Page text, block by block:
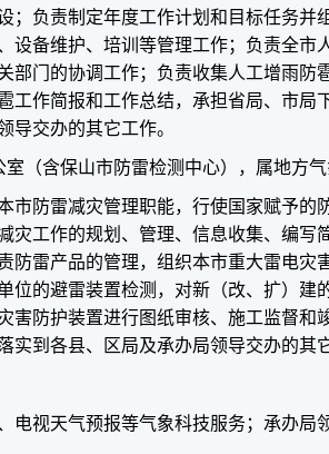
；负责制定年度工作计划和目标任务并
设备维护、培训等管理工作；负责全市
部门的协调工作；负责收集人工增雨防
工作简报和工作总结，承担省局、市局
导交办的其它工作。
含保山市防雷检测中心），属地方气
防雷减灾管理职能，行使国家赋予的
灾工作的规划、管理、信息收集、编写
防雷产品的管理，组织本市重大雷电灾
位的避雷装置检测，对新（改、扩）建
害防护装置进行图纸审核、施工监督和
实到各县、区局及承办局领导交办的其
视天气预报等气象科技服务；承办局